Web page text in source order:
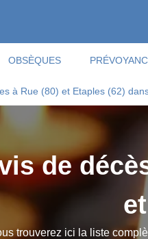
OBSÈQUES
à Rue (80) et Etaples (62)
de
trouverez ici la liste